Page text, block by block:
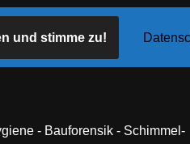
- Bauforensik - Schimmel-
und stimme zu!